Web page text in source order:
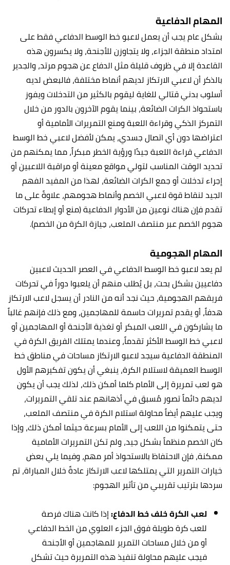
المهام الدفاعية
بشكل عام يجب أن يعمل لاعبو خط الوسط الدفاعي فقط على
امتداد منطقة الجزاء، ولا يتجاوزن للأجنحة، ولا يكسرون هذه
القاعدة إلا في ظروف قليلة مثل الدفاع عن هجوم مرتد، والجدير
بالذكر أن لاعبي الارتكاز لديهم أنماط مختلفة، فالبعض لديه
أسلوب بدني قتالي للغاية ليقوم بالكثير من التدخلات ويفوز
باستحواذ الكرات الضائعة، بينما يقوم الآخرون بالدور من خلال
التمركز الذكي وقراءة اللعبة ومنع التمريرات الأمامية أو
اعتراضها دون أي اتصال جسدي، يمكن لأفضل لاعبي خط الوسط
الدفاعي قراءة اللعبة جيدًا ورؤية الخطر مبكراً، مما يمكنهم من
تحديد الوقت المناسب لتولي مواقع معينة أو مراقبة اللاعبين أو
إجراء تدخلات أو جمع الكرات الضائعة، لهذا من المفيد الفهم
الجيد لنقاط قوة لاعبي الخصم وأنماط هجومهم، علاوةً على ما
تقدم فإن هناك نوعين من الأدوار الدفاعية (منع أو إبطاء تحركات
هجوم الخصم عبر منتصف الملعب، حِيازة الكرة من الخصم).
المهام الهجومية
لم يعد لاعبو خط الوسط الدفاعي في العصر الحديث لاعبين
دفاعيين بشكل بحت، بل يُطلب منهم أن يلعبوا دوراً في تحركات
فريقهم الهجومية، حيث نجد أنه من النادر أن يسجل لاعب الارتكاز
هدفاً، أو يقدم تمريرات حاسمة للمهاجمين، ومع ذلك فإنهم غالباً
ما يشاركون في اللعب المبكر أو تغذية الأجنحة أو المهاجمين أو
لاعبي خط الوسط الأكثر تقدماً، وعندما يمتلك الفريق الكرة في
المنطقة الدفاعية سيجد لاعبو الارتكاز مساحات في مناطق خط
الوسط العميقة لاستلام الكرة، ينبغي أن يكون تفكيرهم الأول
هو لعب تمريرة إلى الأمام كلما أمكن ذلك، لذلك يجب أن يكون
لديهم دائماً تصور مُسبق في أذهانهم عند تلقي التمريرات،
ويجب عليهم أيضاً محاولة استلام الكرة في منتصف الملعب،
حتى يتمكنوا من اللعب إلى الأمام بسرعة حيثما أمكن ذلك، وإذا
كان الخصم منظماً بشكل جيد، ولم تكن التمريرات الأمامية
ممكنة، فإن الاحتفاظ بالاستحواذ أمر مهم، وفيما يلي بعض
خيارات التمرير التي يمتلكها لاعب الارتكاز عادةً خلال المباراة، تم
سردها بترتيب تقريبي من تأثير الهجوم:
لعب الكرة خلف خط الدفاع:إذا كانت هناك فرصة
للعب كرة طويلة فوق الجزء العلوي من الخط الدفاعي
أو من خلال مساحات التمرير للمهاجمين أو الأجنحة
فيجب عليهم محاولة تنفيذ هذه التمريرة حيث تشكل